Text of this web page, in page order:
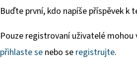
Buďte první, kdo napíše příspěvek k
Pouze registrovaní uživatelé mohou
přihlaste se nebo se registrujte.